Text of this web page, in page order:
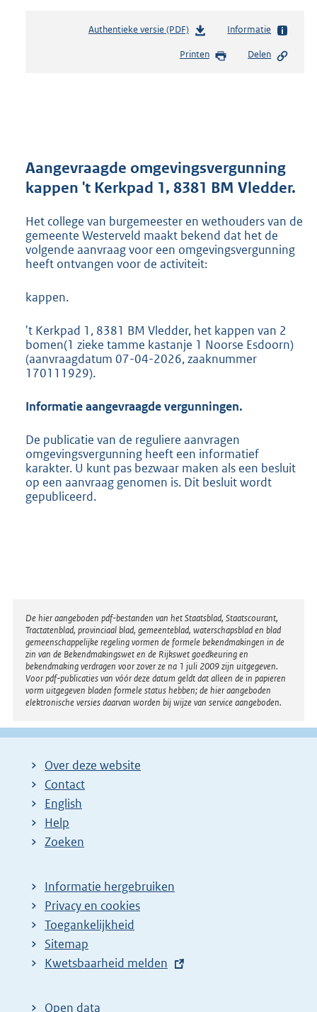
Authentieke versie (PDF)b
s
r
o
o
t
e
:
2
b
Informatie
Printen Delen
Aangevraagde omgevingsvergunning
kappen 't Kerkpad 1, 8381 BM Vledder.
Het college van burgemeester en wethouders van de
gemeente Westerveld maakt bekend dat het de
volgende aanvraag voor een omgevingsvergunning
heeft ontvangen voor de activiteit:
kappen.
't Kerkpad 1, 8381 BM Vledder, het kappen van 2
bomen(1 zieke tamme kastanje 1 Noorse Esdoorn)
(aanvraagdatum 07-04-2026, zaaknummer
170111929).
Informatie aangevraagde vergunningen.
De publicatie van de reguliere aanvragen
omgevingsvergunning heeft een informatief
karakter. U kunt pas bezwaar maken als een besluit
op een aanvraag genomen is. Dit besluit wordt
gepubliceerd.
Disclaimer
De hier aangeboden pdf-bestanden van het Staatsblad, Staatscourant,
Tractatenblad, provinciaal blad, gemeenteblad, waterschapsblad en blad
gemeenschappelijke regeling vormen de formele bekendmakingen in de
zin van de Bekendmakingswet en de Rijkswet goedkeuring en
bekendmaking verdragen voor zover ze na 1 juli 2009 zijn uitgegeven.
Voor pdf-publicaties van vóór deze datum geldt dat alleen de in papieren
vorm uitgegeven bladen formele status hebben; de hier aangeboden
elektronische versies daarvan worden bij wijze van service aangeboden.
Over deze website
Contact
English
Help
Zoeken
Informatie hergebruiken
Privacy en cookies
Toegankelijkheid
Sitemap
E
t
Kwetsbaarheid melden
Open data